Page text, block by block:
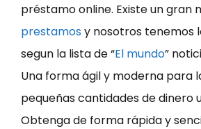
préstamo online. Existe un gran
prestamos y nosotros tenemos
segun la lista de “El mundo”
Una forma ágil y moderna para
pequeñas cantidades de dinero
Obtenga de forma rápida y